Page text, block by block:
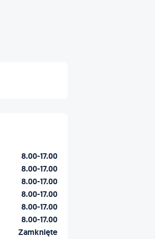
8.00-17.00
8.00-17.00
8.00-17.00
8.00-17.00
8.00-17.00
8.00-17.00
Zamknięte